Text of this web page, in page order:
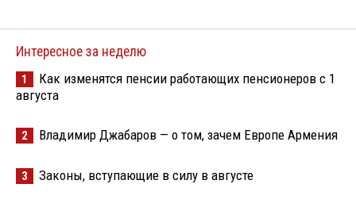
Интересное за неделю
1
Как изменятся пенсии работающих пенсионеров с 1
августа
2 Владимир Джабаров — о том, зачем Европе Армения
3 Законы, вступающие в силу в августе